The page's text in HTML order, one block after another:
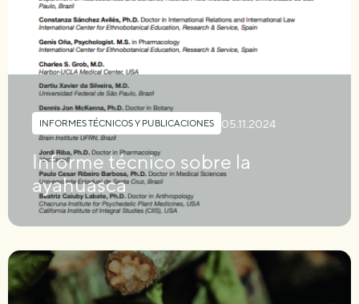
INFORMES TÉCNICOS Y PUBLICACIONES 05.11.2024
Informe técnico sobre la
ayahuasca